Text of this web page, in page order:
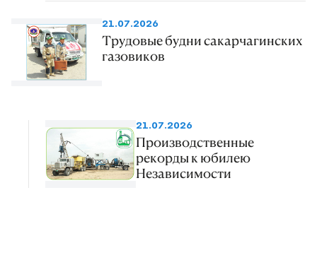
21.07.2026
Трудовые будни сакарчагинских
газовиков
21.07.2026
Производственные
рекорды к юбилею
Независимости